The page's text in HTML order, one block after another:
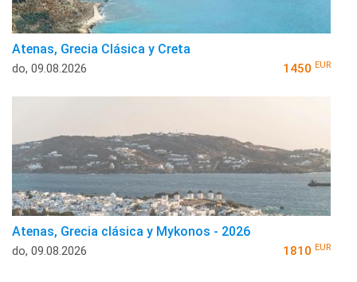
Atenas, Grecia Clásica y Creta
do, 09.08.2026 1450 EUR
Atenas, Grecia clásica y Mykonos - 2026
do, 09.08.2026 1810 EUR